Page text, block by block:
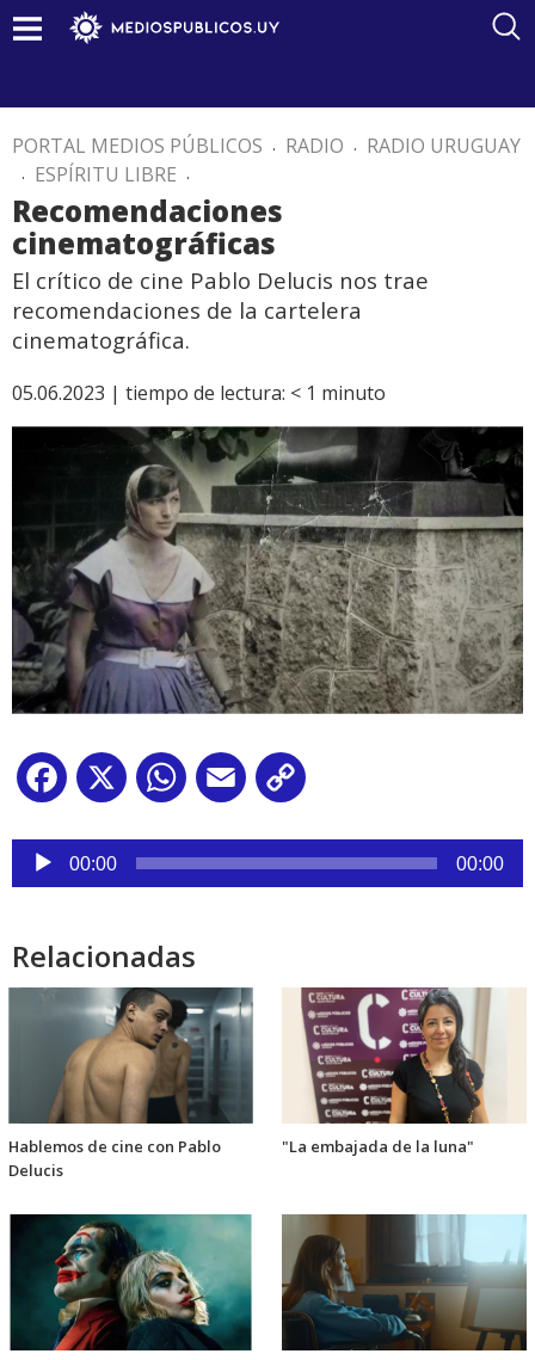
PORTAL MEDIOS PÚBLICOS . RADIO . RADIO URUGUAY
. ESPÍRITU LIBRE .
Recomendaciones
cinematográficas
El crítico de cine Pablo Delucis nos trae
recomendaciones de la cartelera
cinematográfica.
05.06.2023 | tiempo de lectura: < 1 minuto
Facebook
X WhatsApp
Email
Reproductor
audio
00:00 00:00
Relacionadas
Hablemos de cine con Pablo
Delucis
"La embajada de la luna"